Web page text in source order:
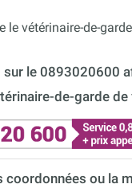
le vétérinaire-de-
sur le 0893020600
de-garde de
ou la